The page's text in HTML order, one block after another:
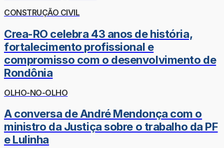
CONSTRUÇÃO CIVIL
Crea-RO celebra 43 anos de história,
fortalecimento profissional e
compromisso com o desenvolvimento de
Rondônia
OLHO-NO-OLHO
A conversa de André Mendonça com o
ministro da Justiça sobre o trabalho da PF
e Lulinha